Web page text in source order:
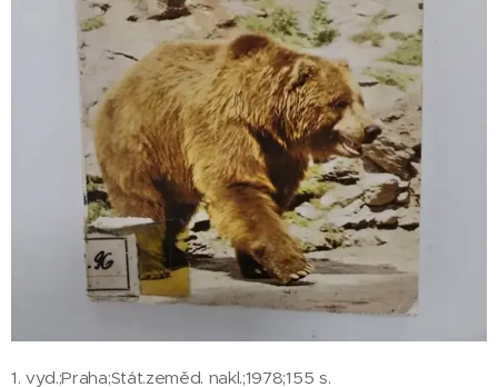
1. vyd.;Praha;Stát.zeměd. nakl.;1978;155 s.